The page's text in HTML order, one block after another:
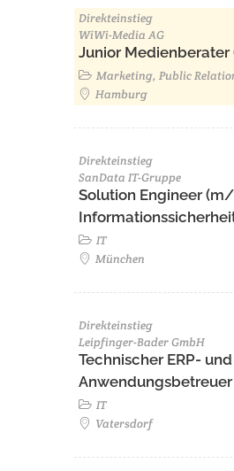
Direkteinstieg
WiWi-Media AG
Junior
Marketing, Public
Hamburg
Direkteinstieg
SanData IT-Gruppe
Solution Engineer
IT
München
Direkteinstieg
Leipfinger-Bader GmbH
Technischer ERP-
IT
Vatersdorf